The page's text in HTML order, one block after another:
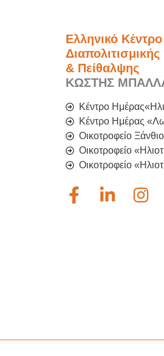
Ελληνικό Κέντρο
& Πείθαλψης
ΚΩΣΤΗΣ
Κέντρο
Κέντρο Ημέρας
Οικοτροφείο Ξάνθιο
Οικοτροφείο
Οικοτροφείο